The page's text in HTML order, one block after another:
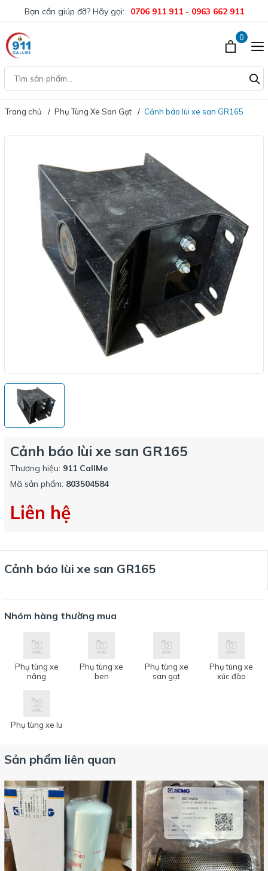
Bạn cần giúp đỡ? Hãy gọi: 0706 911 911 - 0963 662 911
0
Trang chủ Phụ Tùng Xe San Gạt Cảnh báo lùi xe san GR165
Cảnh báo lùi xe san GR165
Thương hiệu: 911 CallMe
Mã sản phẩm: 803504584
Liên hệ
Cảnh báo lùi xe san GR165
Nhóm hàng thường mua
Phụ tùng xe
nâng
Phụ tùng xe
ben
Phụ tùng xe
san gạt
Phụ tùng xe
xúc đào
Phụ tùng xe lu
Sản phẩm liên quan